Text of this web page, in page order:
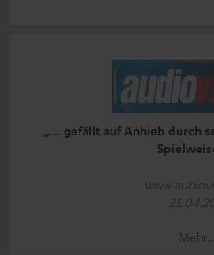
„… gefällt auf Anhieb durch
Mehr...